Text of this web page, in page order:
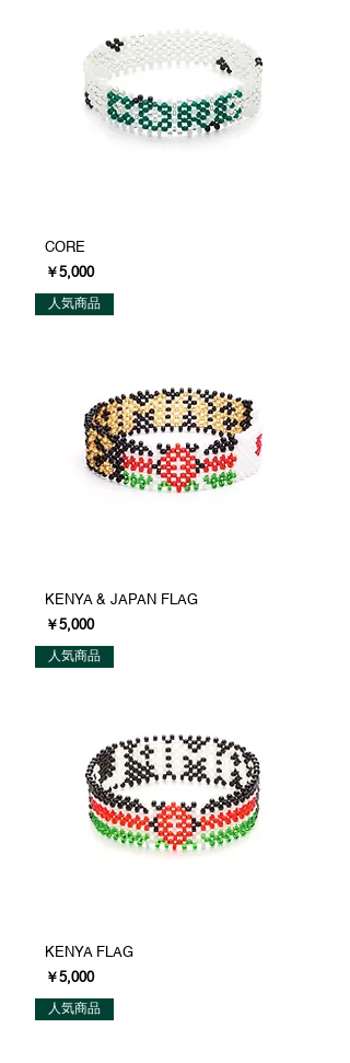
CORE
価格
￥5,000
人気商品
KENYA & JAPAN FLAG
価格
￥5,000
人気商品
KENYA FLAG
価格
￥5,000
人気商品